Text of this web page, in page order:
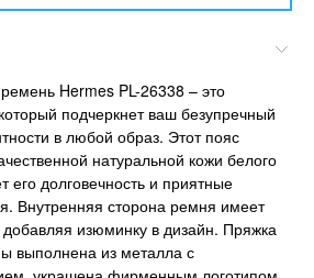
Hermes PL-26338 – это
подчеркнет ваш безупречный
в любой образ. Этот пояс
натуральной кожи белого
его долговечность и приятные
Внутренняя сторона ремня имеет
добавляя изюминку в дизайн. Пряжка
выполнена из металла с